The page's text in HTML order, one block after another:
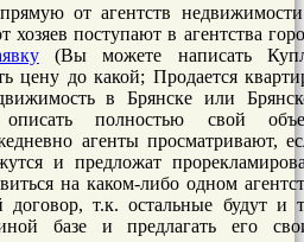
от агентств
хозяев поступают в агентства
(Вы можете написать
цену до какой; Продается
в Брянске или
полностью свой
агенты просматривают,
и предложат
на каком-либо одном
т.к. остальные будут и
базе и предлагать его